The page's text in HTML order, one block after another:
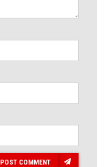
POST COMMENT